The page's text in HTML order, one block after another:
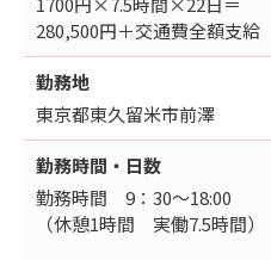
280,500円＋交通費全額支給
勤務地
東京都東久留米市前澤
勤務時間・日数
勤務時間 9：30～18:00
（休憩1時間 実働7.5時間）